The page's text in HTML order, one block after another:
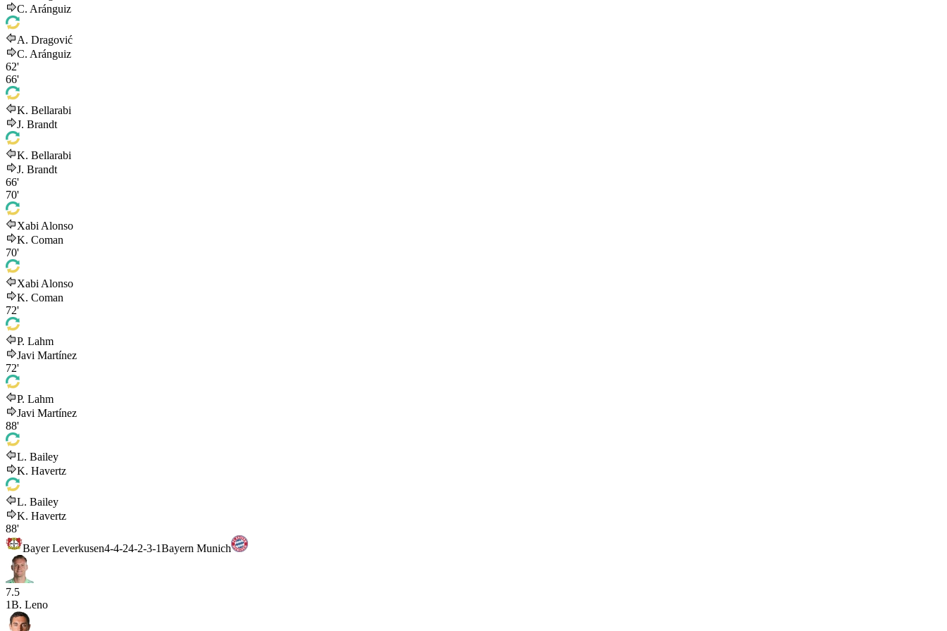
C. Aránguiz
A. Dragović
C. Aránguiz
62'
66'
K. Bellarabi
J. Brandt
K. Bellarabi
J. Brandt
66'
70'
Xabi Alonso
K. Coman
70'
Xabi Alonso
K. Coman
72'
P. Lahm
Javi Martínez
72'
P. Lahm
Javi Martínez
88'
L. Bailey
K. Havertz
L. Bailey
K. Havertz
88'
Bayer Leverkusen4-4-24-2-3-1Bayern Munich
7.5
1B. Leno